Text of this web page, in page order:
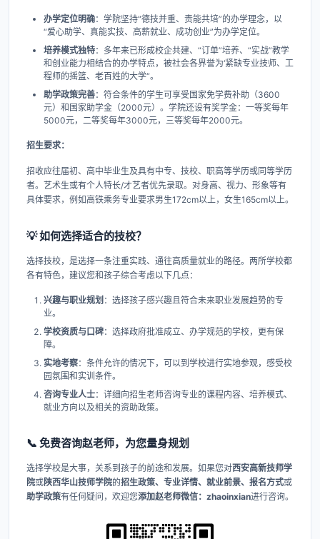
办学定位明确​：学院坚持“德技并重、责能共培”的办学理念，以
“爱心助学、真能实技、高薪就业、成功创业”为办学定位。
培养模式独特​：多年来已形成校企共建、“订单”培养、“实战”教学
和创业能力相结合的办学特点，被社会各界誉为‘紧缺专业技师、工
程师的摇篮、老百姓的大学“。
助学政策完善​：符合条件的学生可享受国家免学费补助（3600
元）和国家助学金（2000元）。学院还设有奖学金：一等奖每年
5000元，二等奖每年3000元，三等奖每年2000元。
招生要求：​
招收应往届初、高中毕业生及具有中专、技校、职高等学历或同等学历
者。艺术生或有个人特长/才艺者优先录取。对身高、视力、形象等有
具体要求，例如高铁乘务专业要求男生172cm以上，女生165cm以上。
💡 如何选择适合的技校？
选择技校，是选择一条注重实践、通往高质量就业的路径。两所学校都
各有特色，建议您和孩子综合考虑以下几点：
兴趣与职业规划 ​：选择孩子感兴趣且符合未来职业发展趋势的专
业。
学校资质与口碑​：选择政府批准成立、办学规范的学校，更有保
障。
实地考察​：条件允许的情况下，可以到学校进行实地参观，感受校
园氛围和实训条件。
咨询专业人士​：详细向招生老师咨询专业的课程内容、培养模式、
就业方向以及相关的资助政策。
📞 免费咨询赵老师，为您量身规划
选择学校是大事，关系到孩子的前途和发展。如果您对西安高新技师学
院或陕西华山技师学院的招生政策、专业详情、就业前景、报名方式或
助学政策有任何疑问，欢迎您添加赵老师微信：zhaoinxian进行咨询。